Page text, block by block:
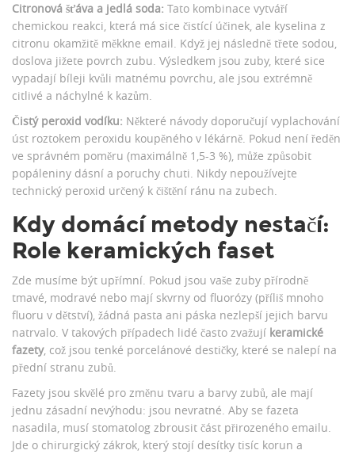
Citronová šťáva a jedlá soda: Tato kombinace vytváří
chemickou reakci, která má sice čistící účinek, ale kyselina z
citronu okamžitě měkkne email. Když jej následně třete sodou,
doslova jižete povrch zubu. Výsledkem jsou zuby, které sice
vypadají bíleji kvůli matnému povrchu, ale jsou extrémně
citlivé a náchylné k kazům.
Čistý peroxid vodíku: Některé návody doporučují vyplachování
úst roztokem peroxidu koupěného v lékárně. Pokud není ředěn
ve správném poměru (maximálně 1,5-3 %), může způsobit
popáleniny dásní a poruchy chuti. Nikdy nepoužívejte
technický peroxid určený k čištění ránu na zubech.
Kdy domácí metody nestačí:
Role keramických faset
Zde musíme být upřímní. Pokud jsou vaše zuby přírodně
tmavé, modravé nebo mají skvrny od fluorózy (příliš mnoho
fluoru v dětství), žádná pasta ani páska nezlepší jejich barvu
natrvalo. V takových případech lidé často zvažují keramické
fazety, což jsou tenké porcelánové destičky, které se nalepí na
přední stranu zubů.
Fazety jsou skvělé pro změnu tvaru a barvy zubů, ale mají
jednu zásadní nevýhodu: jsou nevratné. Aby se fazeta
nasadila, musí stomatolog zbrousit část přirozeného emailu.
Jde o chirurgický zákrok, který stojí desítky tisíc korun a